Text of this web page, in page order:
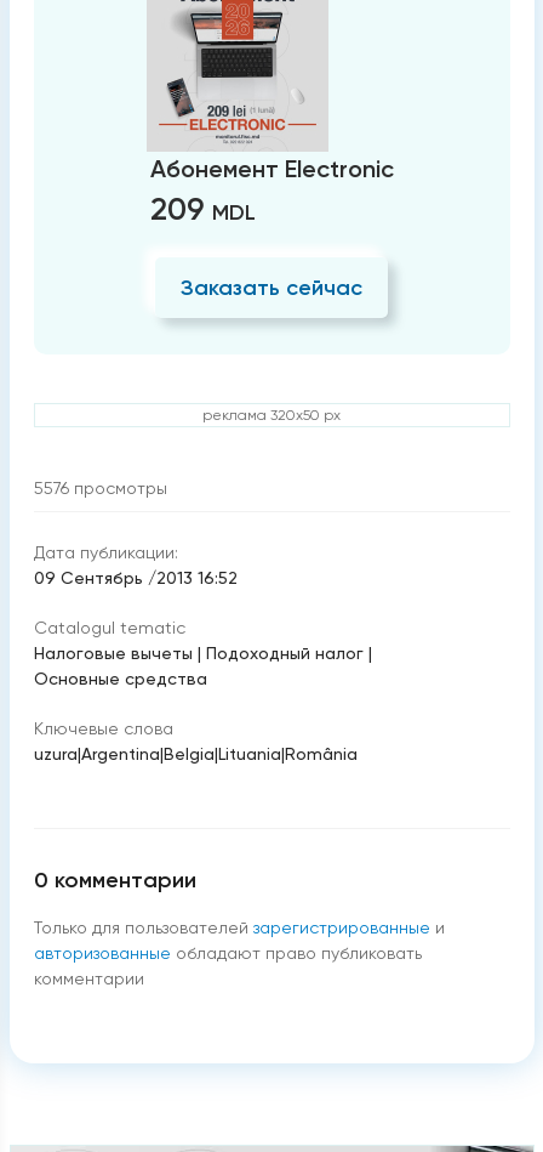
Абонемент Electronic
209 MDL
Заказать сейчас
реклама 320x50 px
5576 просмотры
Дата публикации:
09 Сентябрь /2013 16:52
Catalogul tematic
Налоговые вычеты | Подоходный налог |
Основные средства
Ключевые слова
uzura|Argentina|Belgia|Lituania|România
0 комментарии
Только для пользователей зарегистрированные и
авторизованные обладают право публиковать
комментарии